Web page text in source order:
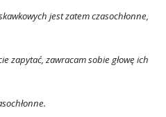
jest zatem czasochłonne,
zapytać, zawracam sobie głowę ich